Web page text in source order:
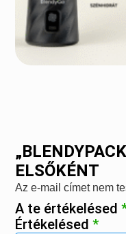
ELSŐKÉNT
Az e-mail címet nem
A te értékelésed
Értékelésed *